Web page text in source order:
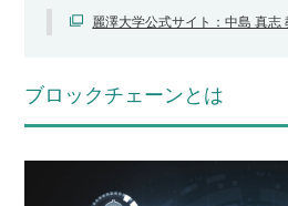
麗澤大学公式サイト：中島 真志
ブロックチェーンとは